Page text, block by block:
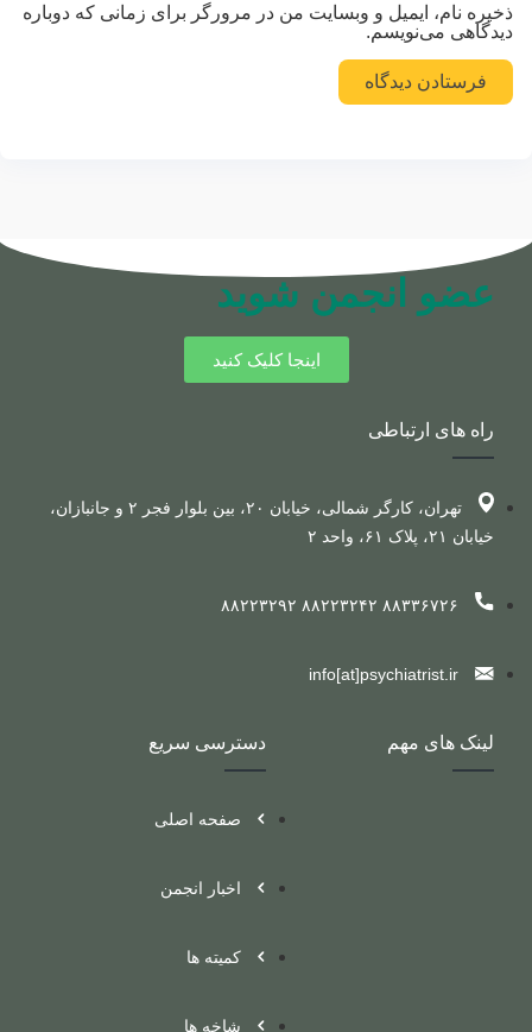
ذخیره نام، ایمیل و وبسایت من در مرورگر برای زمانی که دوباره
دیدگاهی می‌نویسم.
عضو انجمن شوید
اینجا کلیک کنید
دسترسی سریع
صفحه اصلی
اخبار انجمن
کمیته ها
شاخه ها
لینک های مهم
راه های ارتباطی
تهران، کارگر شمالی، خیابان ۲۰، بین بلوار فجر ۲ و جانبازان،
خیابان ۲۱، پلاک ۶۱، واحد ۲
۸۸۳۳۶۷۲۶ ۸۸۲۲۳۲۴۲ ۸۸۲۲۳۲۹۲
info[at]psychiatrist.ir